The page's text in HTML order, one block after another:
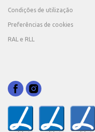
Condições de utilização
Preferências de cookies
RAL e RLL